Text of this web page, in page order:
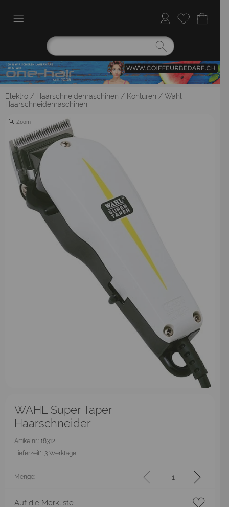
Elektro / Haarschneidemaschinen / Konturen / Wahl
Haarschneidemaschinen
Zoom
WAHL Super Taper
Haarschneider
Artikelnr.: 18312
Lieferzeit*: 3 Werktage
Menge:
Auf die Merkliste